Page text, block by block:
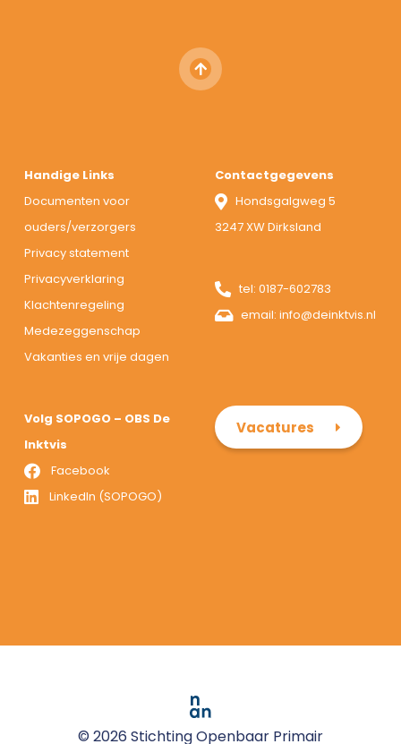
Handige Links
Documenten voor
ouders/verzorgers
Privacy statement
Privacyverklaring
Klachtenregeling
Medezeggenschap
Vakanties en vrije dagen
Contactgegevens
Hondsgalgweg 5
3247 XW Dirksland
tel:0187-602783
email:info@deinktvis.nl
Volg SOPOGO – OBS De
Inktvis
Facebook
LinkedIn (SOPOGO)
Vacatures
© 2026 Stichting Openbaar Primair